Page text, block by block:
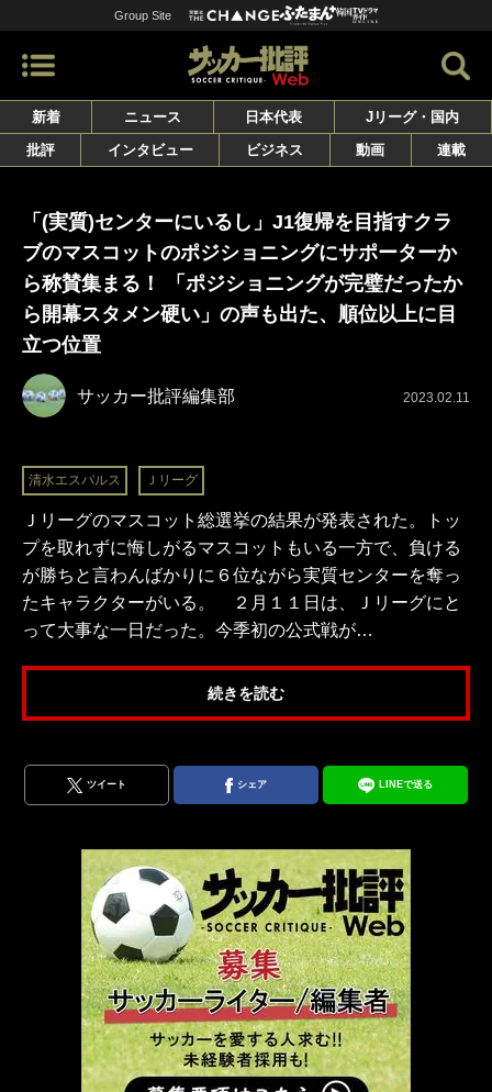
Group Site
新着 ニュース 日本代表
Jリーグ・国内
批評
インタビュー ビジネス 動画 連載
「(実質)センターにいるし」J1復帰を目指すクラ
ブのマスコットのポジショニングにサポーターか
ら称賛集まる！ 「ポジショニングが完璧だったか
ら開幕スタメン硬い」の声も出た、順位以上に目
立つ位置
サッカー批評編集部 2023.02.11
清水エスパルス Ｊリーグ
Ｊリーグのマスコット総選挙の結果が発表された。トッ
プを取れずに悔しがるマスコットもいる一方で、負ける
が勝ちと言わんばかりに６位ながら実質センターを奪っ
たキャラクターがいる。 ２月１１日は、Ｊリーグにと
って大事な一日だった。今季初の公式戦が…
続きを読む
ツイート シェア LINEで送る